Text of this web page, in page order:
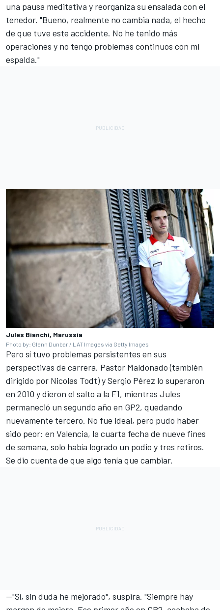
una pausa meditativa y reorganiza su ensalada con el
tenedor. "Bueno, realmente no cambia nada, el hecho
de que tuve este accidente. No he tenido más
operaciones y no tengo problemas continuos con mi
espalda."
Jules Bianchi, Marussia
Photo by: Glenn Dunbar / LAT Images via Getty Images
Pero sí tuvo problemas persistentes en sus
perspectivas de carrera. Pastor Maldonado(también
dirigido por Nicolas Todt) ySergio Pérez lo superaron
en 2010 y dieron el salto a la F1, mientras Jules
permaneció un segundo año en GP2, quedando
nuevamente tercero. No fue ideal, pero pudo haber
sido peor: en Valencia, la cuarta fecha de nueve fines
de semana, solo había logrado un podio y tres retiros.
Se dio cuenta de que algo tenía que cambiar.
—"Sí, sin duda he mejorado", suspira. "Siempre hay